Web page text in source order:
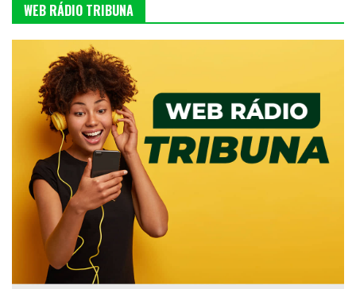
WEB RÁDIO TRIBUNA